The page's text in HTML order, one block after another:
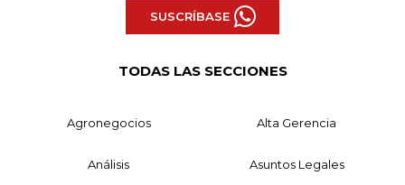
SUSCRÍBASE
TODAS LAS SECCIONES
Agronegocios Alta Gerencia
Análisis Asuntos Legales